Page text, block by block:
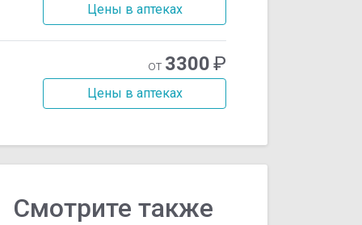
Цены в аптеках
от 3300₽
Цены в аптеках
Смотрите также